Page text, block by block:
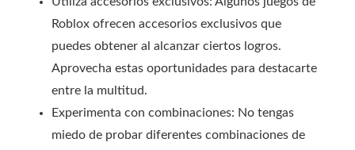
Roblox ofrecen accesorios exclusivos que
puedes obtener al alcanzar ciertos logros.
Aprovecha estas oportunidades para destacarte
entre la multitud.
Experimenta con combinaciones: No tengas
miedo de probar diferentes combinaciones de